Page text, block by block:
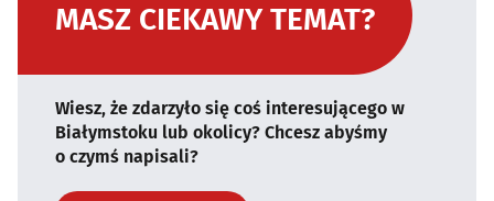
MASZ CIEKAWY TEMAT?
Wiesz, że zdarzyło się coś interesującego w
Białymstoku lub okolicy? Chcesz abyśmy
o czymś napisali?